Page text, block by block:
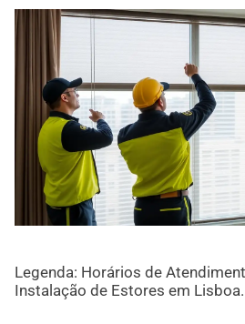
Legenda: Horários de
Instalação de Estores em Lisboa.